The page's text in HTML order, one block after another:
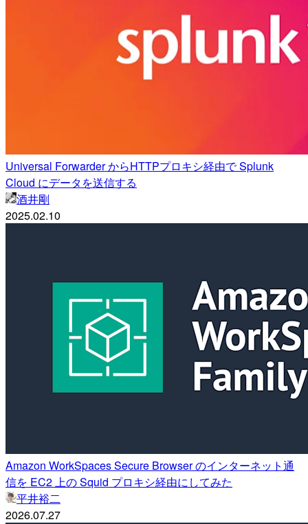
Universal Forwarder からHTTPプロキシ経由で Splunk
Cloud にデータを送信する
酒井剛
2025.02.10
Amazon WorkSpaces Secure Browser のインターネット通
信を EC2 上の Squid プロキシ経由にしてみた
平井裕二
2026.07.27